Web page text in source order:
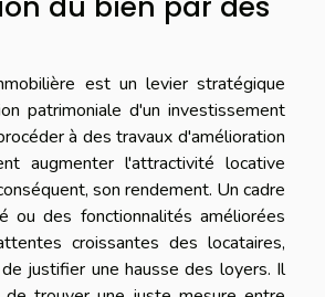
est un levier stratégique
patrimoniale d'un investissement
à des travaux d'amélioration
augmenter l'attractivité locative
son rendement. Un cadre
ou des fonctionnalités améliorées
croissantes des locataires,
justifier une hausse des loyers. Il